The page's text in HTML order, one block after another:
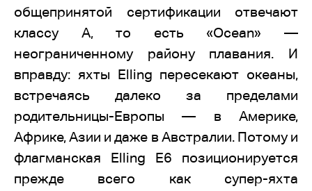
общепринятой сертификации отвечают
классу А, то есть «Ocean» —
неограниченному району плавания. И
вправду: яхты Elling пересекают океаны,
встречаясь далеко за пределами
родительницы-Европы — в Америке,
Африке, Азии и даже в Австралии. Потому и
флагманская Elling E6 позиционируется
прежде всего как супер-яхта